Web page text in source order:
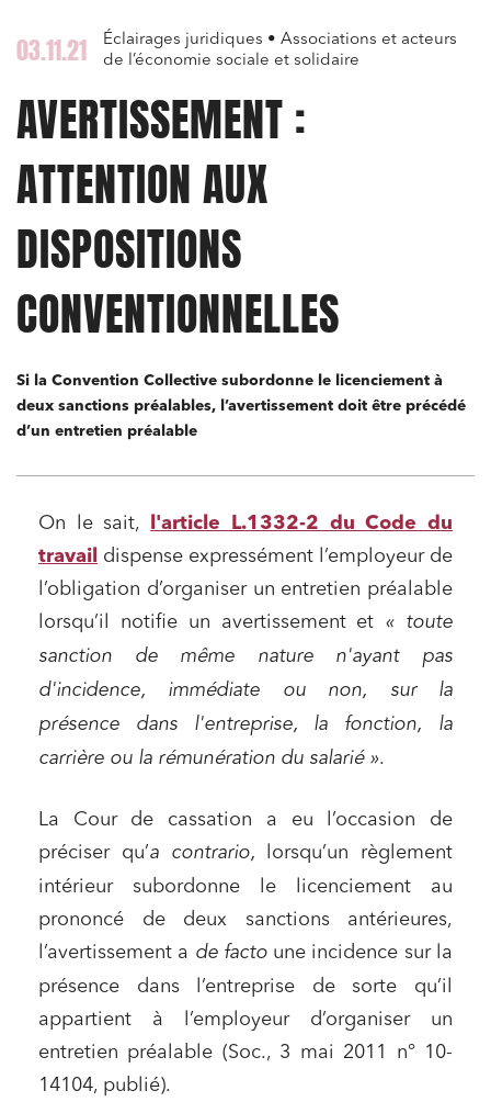
03.11.21
Éclairages juridiques • Associations et acteurs
de l’économie sociale et solidaire
AVERTISSEMENT :
ATTENTION AUX
DISPOSITIONS
CONVENTIONNELLES
Si la Convention Collective subordonne le licenciement à
deux sanctions préalables, l’avertissement doit être précédé
d’un entretien préalable
On le sait,
l'article L.1332-2 du Code du
travail
dispense expressément l’employeur de
l’obligation d’organiser un entretien préalable
lorsqu’il notifie un avertissement et « toute
sanction de même nature n'ayant pas
d'incidence, immédiate ou non, sur la
présence dans l'entreprise, la fonction, la
carrière ou la rémunération du salarié ».
La Cour de cassation a eu l’occasion de
préciser qu’a contrario,
lorsqu’un règlement
intérieur subordonne le licenciement au
prononcé de deux sanctions antérieures,
l’avertissement a de factoune incidence sur la
présence dans l’entreprise de sorte qu’il
appartient à l’employeur d’organiser un
entretien préalable (Soc., 3 mai 2011 n° 10-
14104, publié).